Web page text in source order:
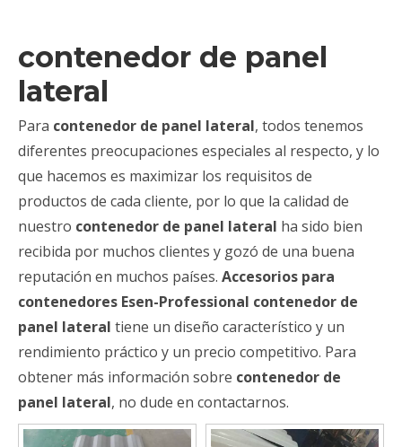
contenedor de panel
lateral
Para contenedor de panel lateral, todos tenemos
diferentes preocupaciones especiales al respecto, y lo
que hacemos es maximizar los requisitos de
productos de cada cliente, por lo que la calidad de
nuestro contenedor de panel lateral ha sido bien
recibida por muchos clientes y gozó de una buena
reputación en muchos países. Accesorios para
contenedores Esen-Professional contenedor de
panel lateral tiene un diseño característico y un
rendimiento práctico y un precio competitivo. Para
obtener más información sobre contenedor de
panel lateral, no dude en contactarnos.